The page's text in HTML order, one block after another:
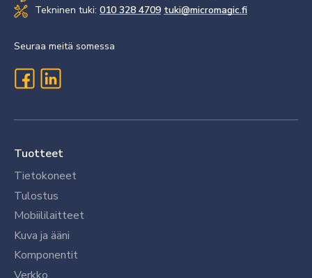
Tekninen tuki: 010 328 4709 tuki@micromagic.fi
Seuraa meitä somessa
Tuotteet
Tietokoneet
Tulostus
Mobiililaitteet
Kuva ja ääni
Komponentit